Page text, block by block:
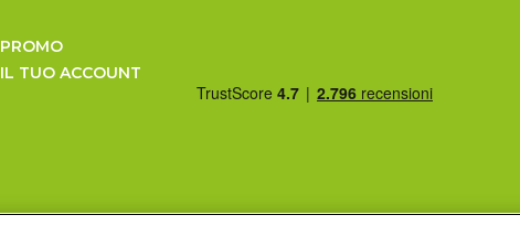
PROMO
IL TUO ACCOUNT